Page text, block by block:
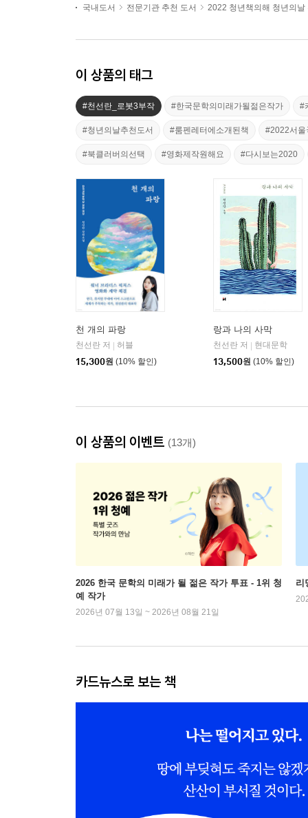
국내도서
전문기관 추천 도서 2022 청년책의해 청년의날
이 상품의 태그
#천선란_로봇3부작 #한국문학의미래가될젊은작가 #
#청년의날추천도서 #룸펜레터에소개된책 #2022서울
#북클러버의선택 #영화제작원해요 #다시보는2020
천 개의 파랑
천선란 저
허블
15,300원 (10% 할인)
랑과 나의 사막
천선란 저
현대문학
13,500원 (10% 할인)
이 상품의 이벤트 (13개)
2026 한국 문학의 미래가 될 젊은 작가 투표 - 1위 청
예 작가
2026년 07월 13일 ~ 2026년 08월 21일
리
카드뉴스로 보는 책